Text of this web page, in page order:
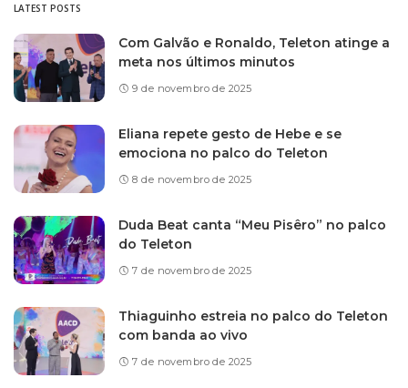
LATEST POSTS
Com Galvão e Ronaldo, Teleton atinge a
meta nos últimos minutos
9 de novembro de 2025
Eliana repete gesto de Hebe e se
emociona no palco do Teleton
8 de novembro de 2025
Duda Beat canta “Meu Pisêro” no palco
do Teleton
7 de novembro de 2025
Thiaguinho estreia no palco do Teleton
com banda ao vivo
7 de novembro de 2025